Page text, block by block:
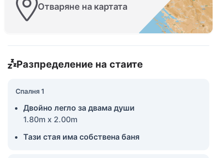
Отваряне на картата
Разпределение на стаите
Спалня 1
Двойно легло за двама души
1.80m x 2.00m
Тази стая има собствена баня